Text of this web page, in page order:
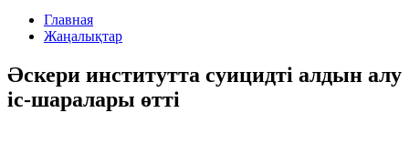
Главная
Жаңалықтар
Әскери институтта суицидті алдын алу
іс-шаралары өтті